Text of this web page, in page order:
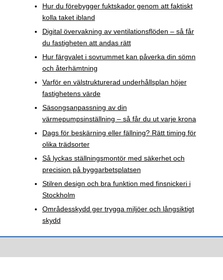
Hur du förebygger fuktskador genom att faktiskt
kolla taket ibland
Digital övervakning av ventilationsflöden – så får
du fastigheten att andas rätt
Hur färgvalet i sovrummet kan påverka din sömn
och återhämtning
Varför en välstrukturerad underhållsplan höjer
fastighetens värde
Säsongsanpassning av din
värmepumpsinställning – så får du ut varje krona
Dags för beskärning eller fällning? Rätt timing för
olika trädsorter
Så lyckas ställningsmontör med säkerhet och
precision på byggarbetsplatsen
Stilren design och bra funktion med finsnickeri i
Stockholm
Områdesskydd ger trygga miljöer och långsiktigt
skydd